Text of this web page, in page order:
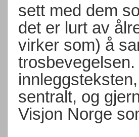
sett med dem
det er lurt av
virker som) å
sentralt, og
Visjon Norge